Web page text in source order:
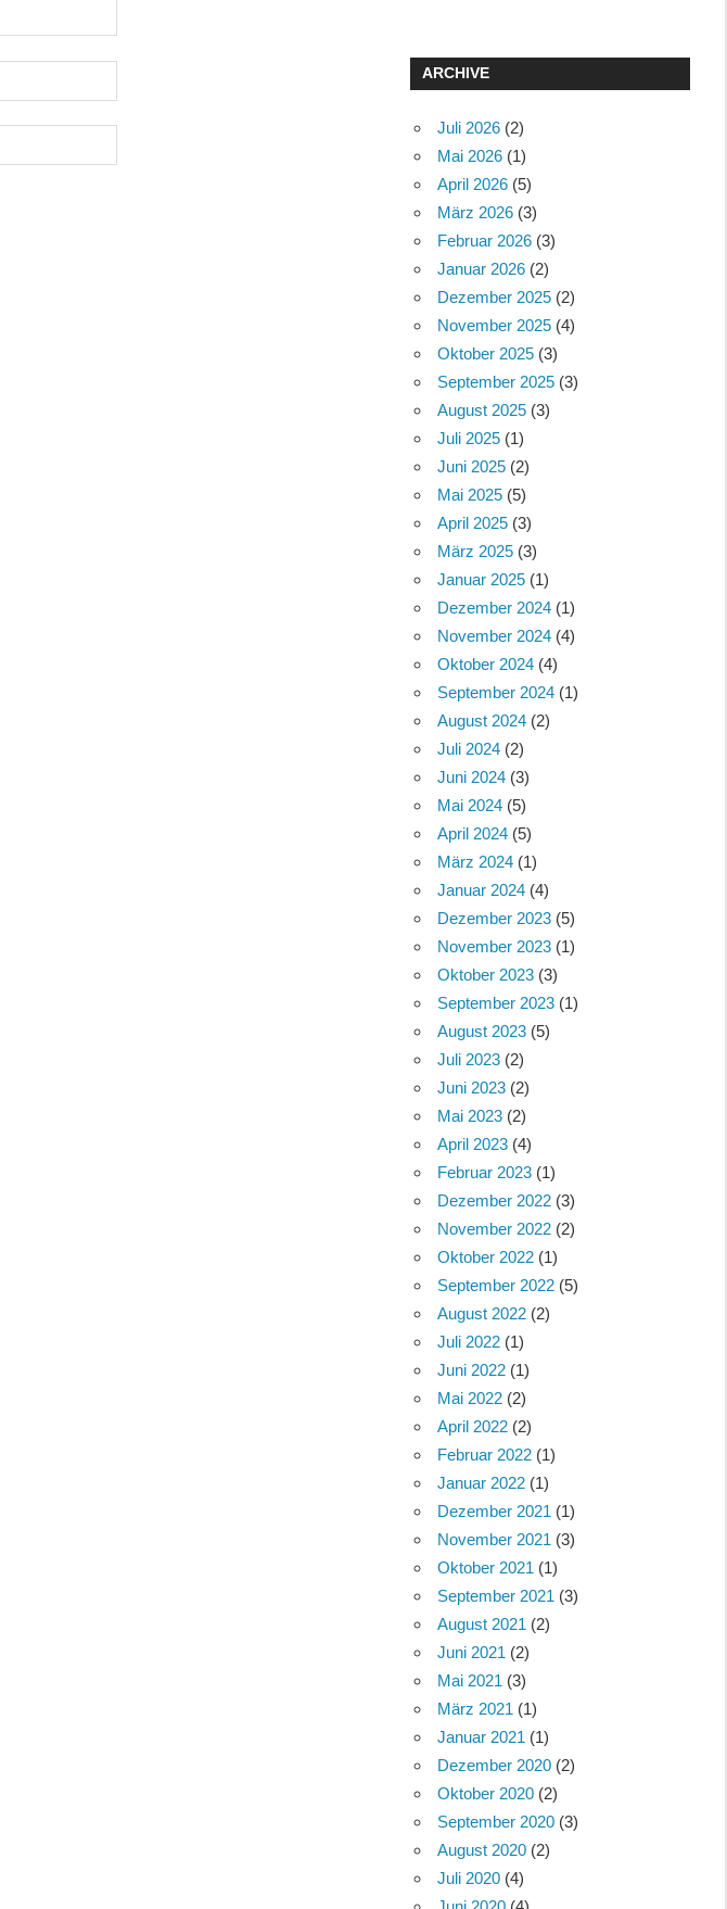
ARCHIVE
Juli 2026 (2)
Mai 2026 (1)
April 2026 (5)
März 2026 (3)
Februar 2026 (3)
Januar 2026 (2)
Dezember 2025 (2)
November 2025 (4)
Oktober 2025 (3)
September 2025 (3)
August 2025 (3)
Juli 2025 (1)
Juni 2025 (2)
Mai 2025 (5)
April 2025 (3)
März 2025 (3)
Januar 2025 (1)
Dezember 2024 (1)
November 2024 (4)
Oktober 2024 (4)
September 2024 (1)
August 2024 (2)
Juli 2024 (2)
Juni 2024 (3)
Mai 2024 (5)
April 2024 (5)
März 2024 (1)
Januar 2024 (4)
Dezember 2023 (5)
November 2023 (1)
Oktober 2023 (3)
September 2023 (1)
August 2023 (5)
Juli 2023 (2)
Juni 2023 (2)
Mai 2023 (2)
April 2023 (4)
Februar 2023 (1)
Dezember 2022 (3)
November 2022 (2)
Oktober 2022 (1)
September 2022 (5)
August 2022 (2)
Juli 2022 (1)
Juni 2022 (1)
Mai 2022 (2)
April 2022 (2)
Februar 2022 (1)
Januar 2022 (1)
Dezember 2021 (1)
November 2021 (3)
Oktober 2021 (1)
September 2021 (3)
August 2021 (2)
Juni 2021 (2)
Mai 2021 (3)
März 2021 (1)
Januar 2021 (1)
Dezember 2020 (2)
Oktober 2020 (2)
September 2020 (3)
August 2020 (2)
Juli 2020 (4)